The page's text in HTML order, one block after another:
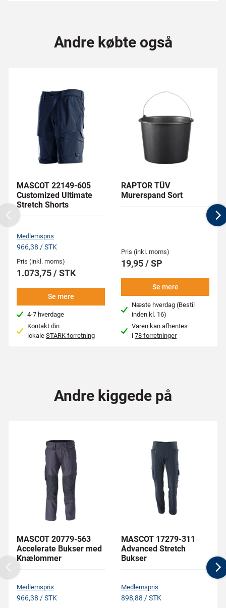
Andre købte også
MASCOT 22149-605
Customized Ultimate
Stretch Shorts
Medlemspris
966,38 / STK
Pris (inkl. moms)
1.073,75 / STK
Se mere
4-7 hverdage
Kontakt din
lokale STARK forretning
RAPTOR TÜV
Murerspand Sort
Pris (inkl. moms)
19,95 / SP
Se mere
Næste hverdag (Bestil
inden kl. 16)
Varen kan afhentes
i78 forretninger
Previous
Andre kiggede på
MASCOT 20779-563
Accelerate Bukser med
Knælommer
Medlemspris
966,38 / STK
MASCOT 17279-311
Advanced Stretch
Bukser
Medlemspris
898,88 / STK
Previous